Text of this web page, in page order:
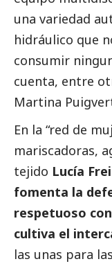
una variedad
hidráulico que
consumir
cuenta, entre
Martina
En la “red de
mariscadoras,
tejido Lucía
fomenta la
respetuoso
cultiva el
las unas para